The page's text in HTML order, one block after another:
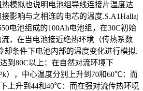
模拟也说明电池组导线连接片温度达
影响与之相连的电芯的温度.S.A1Hallaj
电池组成的100Ah电池组，在30C初始
，在当电池接近绝热环境（传热系数
却条件下电池内部的温度变化进行模拟.
到80C以上：在自然对流环境下
），中心温度分别上升到70和60℃：而
上升到44和40℃：而在强对流传热环境